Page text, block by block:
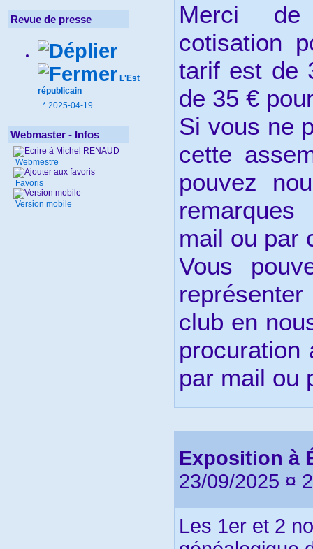
Revue de presse
L'Est
républicain
* 2025-04-19
Webmaster - Infos
Webmestre
Favoris
Version mobile
Merci de
cotisation
tarif est de
de 35 €
Si vous ne
cette
pouvez
mail ou par
Vous
club en
procuration
par mail ou
Exposition à
23/09/2025 ¤
Les 1er et 2